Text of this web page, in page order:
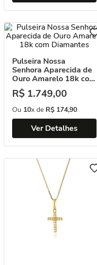
Pulseira Nossa
Senhora Aparecida de
Ouro Amarelo 18k com
Diamantes
R$ 1.749,00
Ou 10x de R$ 174,90
Ver Detalhes